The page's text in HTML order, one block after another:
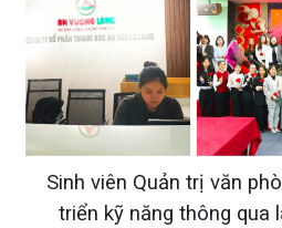
Sinh viên Quản trị văn
triển kỹ năng thông qua